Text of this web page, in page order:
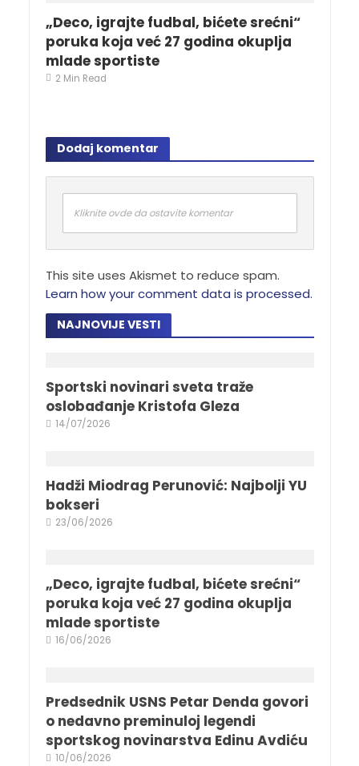
„Deco, igrajte fudbal, bićete srećni“
poruka koja već 27 godina okuplja
mlade sportiste
2 Min Read
Dodaj komentar
Kliknite ovde da ostavite komentar
This site uses Akismet to reduce spam.
Learn how your comment data is processed.
NAJNOVIJE VESTI
Sportski novinari sveta traže
oslobađanje Kristofa Gleza
14/07/2026
Hadži Miodrag Perunović: Najbolji YU
bokseri
23/06/2026
„Deco, igrajte fudbal, bićete srećni“
poruka koja već 27 godina okuplja
mlade sportiste
16/06/2026
Predsednik USNS Petar Denda govori
o nedavno preminuloj legendi
sportskog novinarstva Edinu Avdiću
10/06/2026